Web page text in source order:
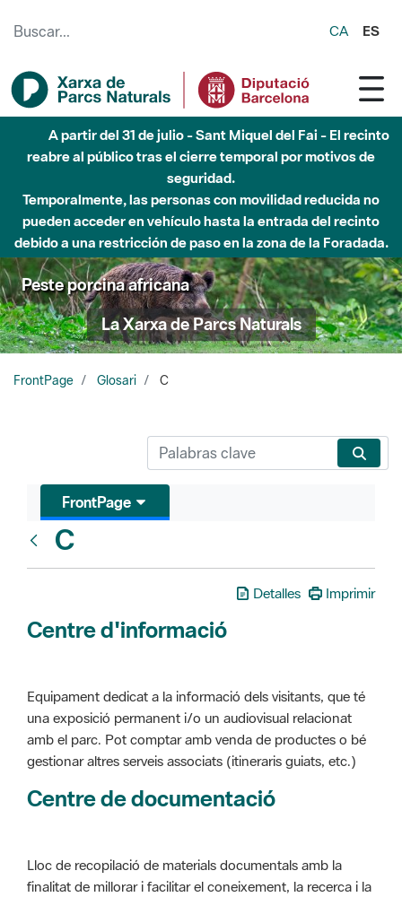
CA ES
A partir del 31 de julio - Sant Miquel del Fai - El recinto
reabre al público tras el cierre temporal por motivos de
seguridad.
Temporalmente, las personas con movilidad reducida no
pueden acceder en vehículo hasta la entrada del recinto
debido a una restricción de paso en la zona de la Foradada.
Peste porcina africana
La Xarxa de Parcs Naturals
FrontPage Glosari C
FrontPage
C
Detalles Imprimir
Centre d'informació
Equipament dedicat a la informació dels visitants, que té
una exposició permanent i/o un audiovisual relacionat
amb el parc. Pot comptar amb venda de productes o bé
gestionar altres serveis associats (itineraris guiats, etc.)
Centre de documentació
Lloc de recopilació de materials documentals amb la
finalitat de millorar i facilitar el coneixement, la recerca i la